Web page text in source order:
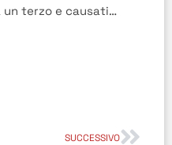
terzo e causati…
SUCCESSIVO